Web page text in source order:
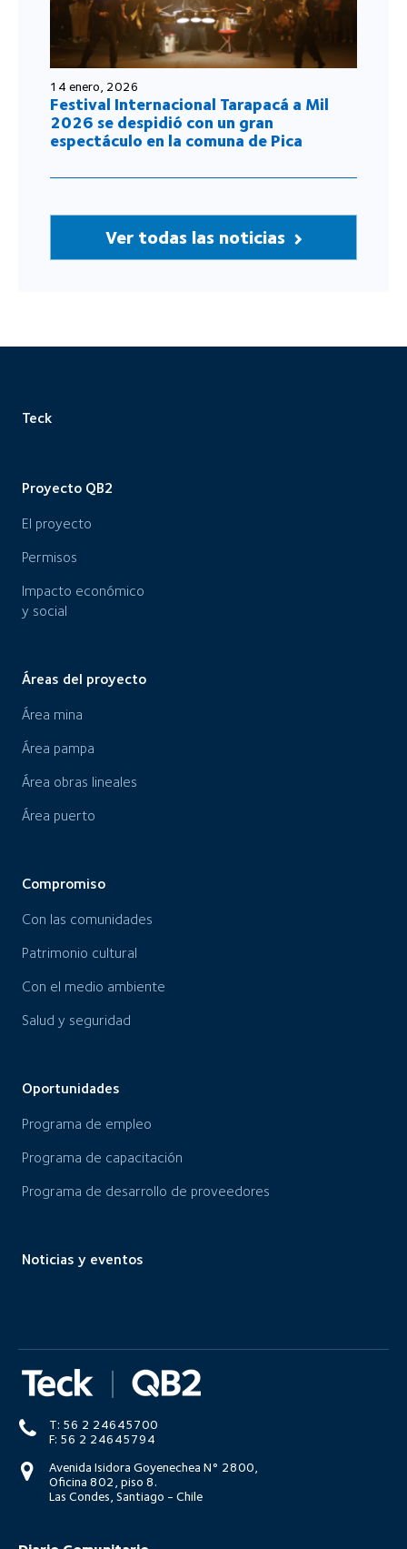
14 enero, 2026
Festival Internacional Tarapacá a Mil
2026 se despidió con un gran
espectáculo en la comuna de Pica
Ver todas las noticias
Teck
Proyecto QB2
El proyecto
Permisos
Impacto económico
y social
Áreas del proyecto
Área mina
Área pampa
Área obras lineales
Área puerto
Compromiso
Con las comunidades
Patrimonio cultural
Con el medio ambiente
Salud y seguridad
Oportunidades
Programa de empleo
Programa de capacitación
Programa de desarrollo de proveedores
Noticias y eventos
T: 56 2 24645700
F: 56 2 24645794
Avenida Isidora Goyenechea N° 2800,
Oficina 802, piso 8.
Las Condes, Santiago - Chile